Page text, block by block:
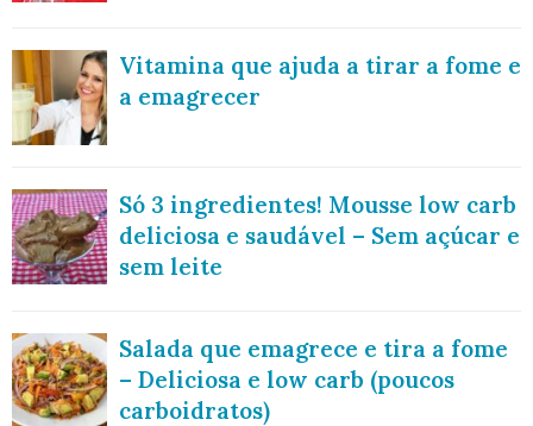
Vitamina que ajuda a tirar a fome e
a emagrecer
Só 3 ingredientes! Mousse low carb
deliciosa e saudável – Sem açúcar e
sem leite
Salada que emagrece e tira a fome
– Deliciosa e low carb (poucos
carboidratos)